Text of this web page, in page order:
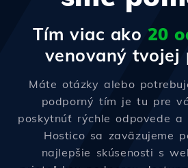
Tím viac ako 20
venovaný tvojej
Máte otázky alebo
podporný tím je tu pre
poskytnúť rýchle odpovede a
Hostico sa zaväzujeme
najlepšie skúsenosti s